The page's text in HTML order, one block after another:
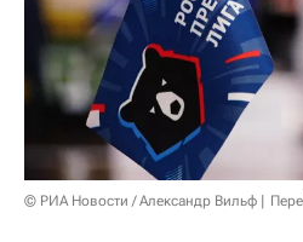
© РИА Новости / Александр Вильф